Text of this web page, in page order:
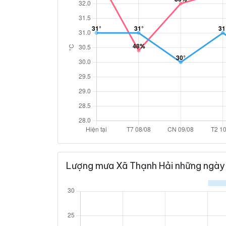
Lượng mưa Xã Thạnh Hải những